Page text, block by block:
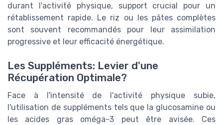
durant l'activité physique, support crucial pour un
rétablissement rapide. Le riz ou les pâtes complètes
sont souvent recommandés pour leur assimilation
progressive et leur efficacité énergétique.
Les Suppléments: Levier d'une
Récupération Optimale?
Face à l'intensité de l'activité physique subie,
l'utilisation de suppléments tels que la glucosamine ou
les acides gras oméga-3 peut être avisée. Ces